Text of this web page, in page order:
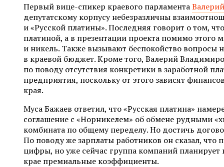
Первый вице-спикер краевого парламента
депутатскому корпусу небезразличны
и «Русской платины». Последняя говорит о том,
платиной, а в презентации проекта помимо этого
и никель. Также вызывают беспокойство вопросы
в краевой бюджет. Кроме того, Валерий
по поводу отсутствия конкретики в заработной
предприятия, поскольку от этого зависят
края.
Муса Бажаев ответил, что «Русская платина»
соглашение с «Норникелем» об обмене рудными
комбината по общему переделу. Но достичь
По поводу же зарплаты работников он сказал, что
цифры, но уже сейчас группа компаний
крае премиальные коэффициенты.